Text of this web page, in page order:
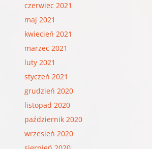
czerwiec 2021
maj 2021
kwiecień 2021
marzec 2021
luty 2021
styczeń 2021
grudzień 2020
listopad 2020
październik 2020
wrzesień 2020